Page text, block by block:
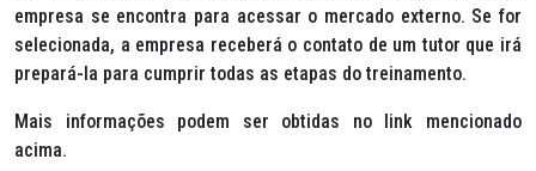
empresa se encontra para acessar o mercado externo. Se for
selecionada, a empresa receberá o contato de um tutor que irá
prepará-la para cumprir todas as etapas do treinamento.
Mais informações podem ser obtidas no link mencionado
acima.